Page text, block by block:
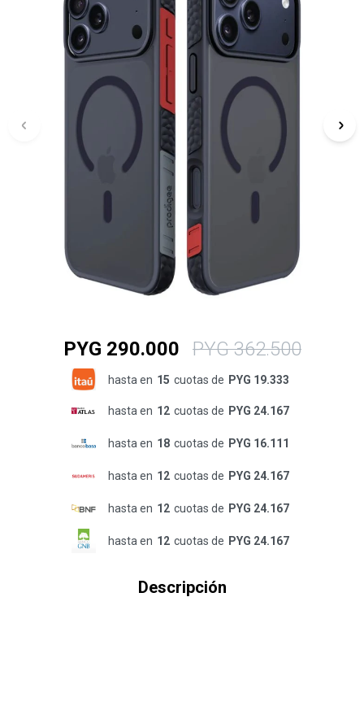
PYG 290.000 PYG 362.500
hasta en 15 cuotas de PYG 19.333
hasta en 12 cuotas de PYG 24.167
hasta en 18 cuotas de PYG 16.111
hasta en 12 cuotas de PYG 24.167
hasta en 12 cuotas de PYG 24.167
hasta en 12 cuotas de PYG 24.167
Descripción